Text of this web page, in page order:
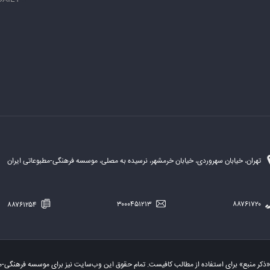
تهران، خیابان سهروردی، خیابان خرمشهر، نرسیده به مصلی، موسسه فرهنگی-مطبوعاتی ایران
«ذکر منبع» برای استفاده از مطالب کافیست. تمام حقوق این وب‌سایت نیز برای موسسه